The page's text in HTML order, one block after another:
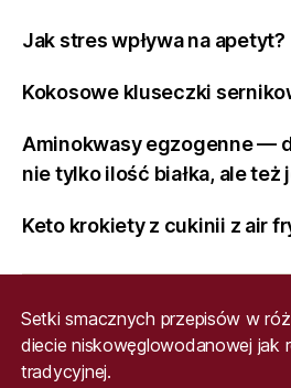
Jak stres wpływa na apetyt?
Kokosowe kluseczki
Aminokwasy egzogenne —
nie tylko ilość białka, ale też
Keto krokiety z cukinii z air
Setki smacznych przepisów w
diecie niskowęglowodanowej jak
tradycyjnej.